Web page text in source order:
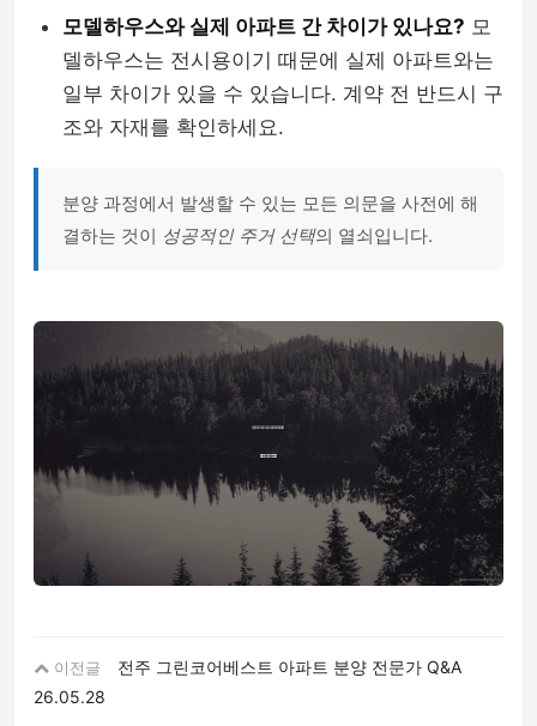
모델하우스와 실제 아파트 간 차이가 있나요? 모
델하우스는 전시용이기 때문에 실제 아파트와는
일부 차이가 있을 수 있습니다. 계약 전 반드시 구
조와 자재를 확인하세요.
분양 과정에서 발생할 수 있는 모든 의문을 사전에 해
결하는 것이 성공적인 주거 선택의 열쇠입니다.
이전글
전주 그린코어베스트 아파트 분양 전문가 Q&A
26.05.28